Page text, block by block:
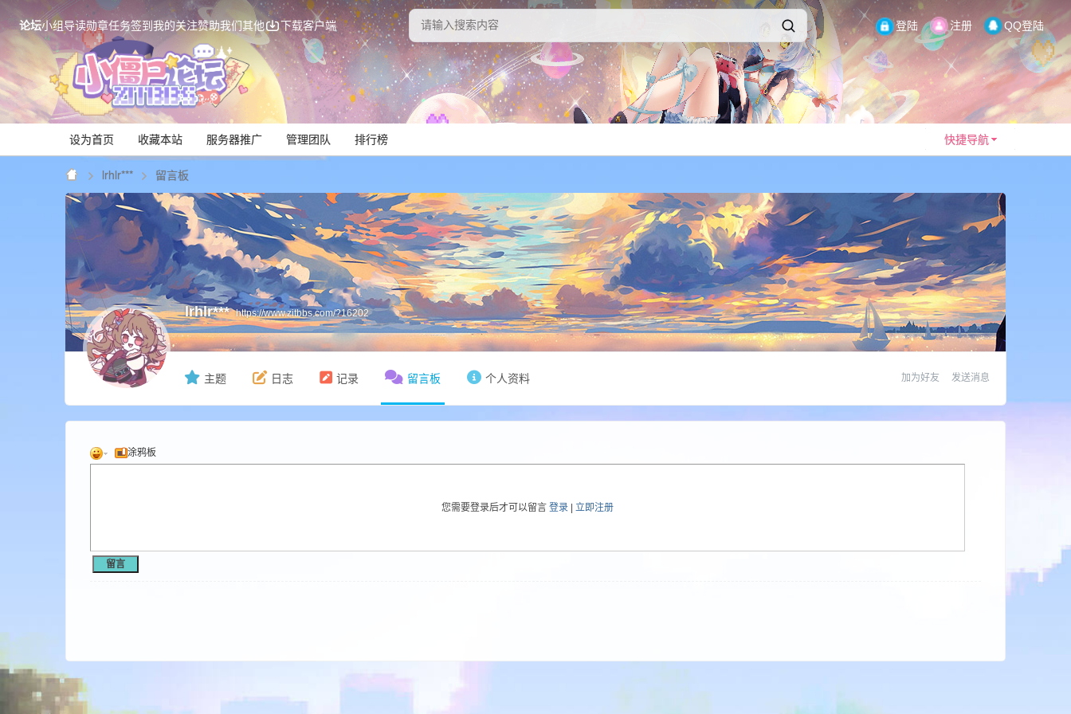
论坛小组导读勋章任务签到我的关注赞助我们其他 下载客户端 登陆 注册 QQ登陆
快捷导航
设为首页 收藏本站 服务器推广 管理团队 排行榜
Mi
ne
lrhlr*** 留言板
lrhlr*** https://www.zitbbs.com/?16202
加为好友 发送消息
主题 日志 记录 留言板 个人资料
涂鸦板
您需要登录后才可以留言 登录| 立即注册
留言